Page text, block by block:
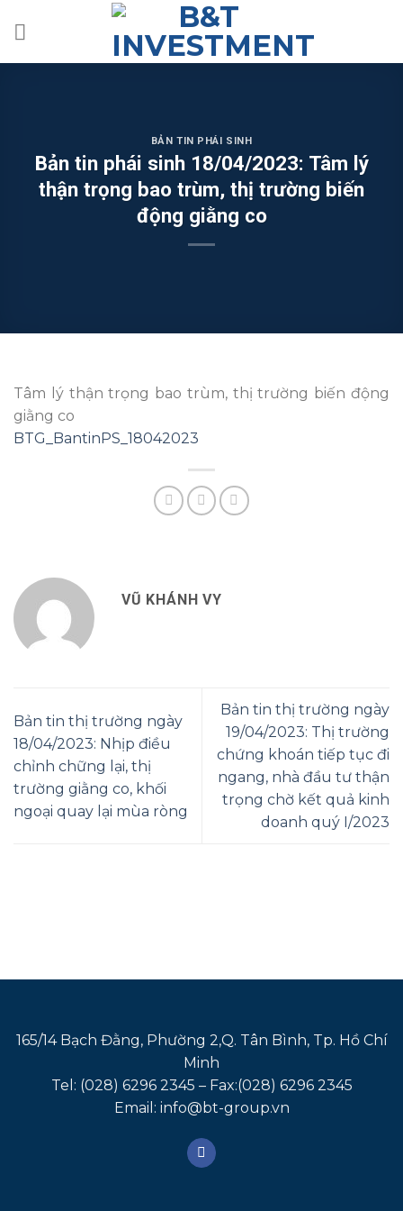
BẢN TIN PHÁI SINH
Bản tin phái sinh 18/04/2023: Tâm lý
thận trọng bao trùm, thị trường biến
động giằng co
Tâm lý thận trọng bao trùm, thị trường biến động
giằng co
BTG_BantinPS_18042023
VŨ KHÁNH VY
Bản tin thị trường ngày
18/04/2023: Nhịp điều
chỉnh chững lại, thị
trường giằng co, khối
ngoại quay lại mùa ròng
Bản tin thị trường ngày
19/04/2023: Thị trường
chứng khoán tiếp tục đi
ngang, nhà đầu tư thận
trọng chờ kết quả kinh
doanh quý I/2023
165/14 Bạch Đằng, Phường 2,Q. Tân Bình, Tp. Hồ Chí
Minh
Tel: (028) 6296 2345 – Fax:(028) 6296 2345
Email: info@bt-group.vn